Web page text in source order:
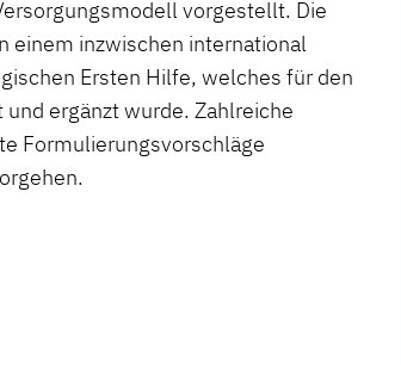
vorgestellt. Die
einem inzwischen international
Ersten Hilfe, welches für den
ergänzt wurde. Zahlreiche
Formulierungsvorschläge